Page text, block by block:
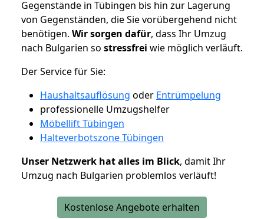
Gegenstände in Tübingen bis hin zur Lagerung
von Gegenständen, die Sie vorübergehend nicht
benötigen. Wir sorgen dafür, dass Ihr Umzug
nach Bulgarien so stressfrei wie möglich verläuft.
Der Service für Sie:
Haushaltsauflösung oder Entrümpelung
professionelle Umzugshelfer
Möbellift Tübingen
Halteverbotszone Tübingen
Unser Netzwerk hat alles im Blick, damit Ihr
Umzug nach Bulgarien problemlos verläuft!
Kostenlose Angebote erhalten